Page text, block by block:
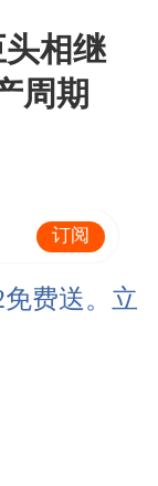
相继
周期
订阅
费送。立